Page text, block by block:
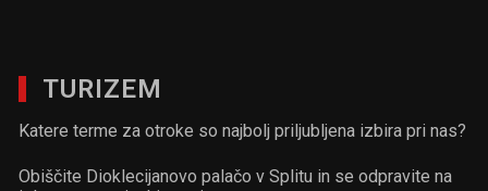
TURIZEM
Katere terme za otroke so najbolj priljubljena izbira pri nas?
Obiščite Dioklecijanovo palačo v Splitu in se odpravite na